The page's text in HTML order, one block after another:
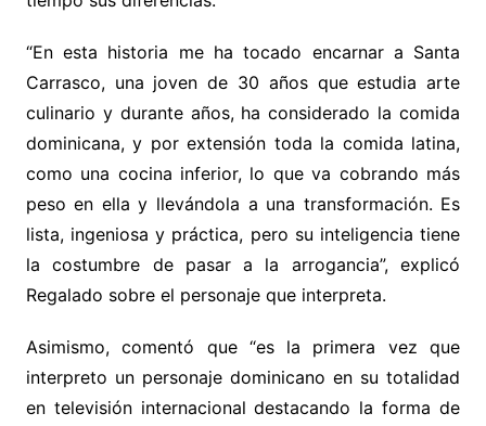
“En esta historia me ha tocado encarnar a Santa
Carrasco, una joven de 30 años que estudia arte
culinario y durante años, ha considerado la comida
dominicana, y por extensión toda la comida latina,
como una cocina inferior, lo que va cobrando más
peso en ella y llevándola a una transformación. Es
lista, ingeniosa y práctica, pero su inteligencia tiene
la costumbre de pasar a la arrogancia”, explicó
Regalado sobre el personaje que interpreta.
Asimismo, comentó que “es la primera vez que
interpreto un personaje dominicano en su totalidad
en televisión internacional destacando la forma de